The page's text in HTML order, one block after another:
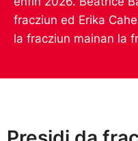
fracziun ed Erika
la fracziun mainan la